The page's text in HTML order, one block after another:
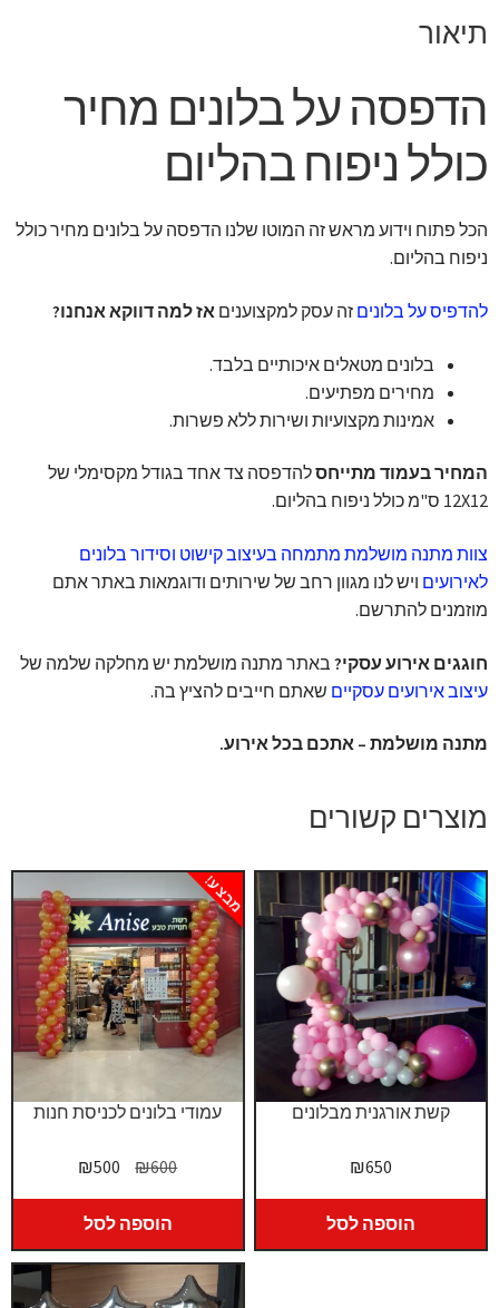
תיאור
הדפסה על בלונים מחיר
כולל ניפוח בהליום
הכל פתוח וידוע מראש זה המוטו שלנו הדפסה על בלונים מחיר כולל
ניפוח בהליום.
להדפיס על בלונים זה עסק למקצוענים אז למה דווקא אנחנו?
בלונים מטאלים איכותיים בלבד.
מחירים מפתיעים.
אמינות מקצועיות ושירות ללא פשרות.
המחיר בעמוד מתייחסלהדפסה צד אחד בגודל מקסימלי של
12X12 ס"מ כולל ניפוח בהליום.
צוות מתנה מושלמת מתמחה בעיצוב קישוט וסידור בלונים
לאירועים ויש לנו מגוון רחב של שירותים ודוגמאות באתר אתם
מוזמנים להתרשם.
חוגגים אירוע עסקי? באתר מתנה מושלמת יש מחלקה שלמה של
עיצוב אירועים עסקיים שאתם חייבים להציץ בה.
מתנה מושלמת – אתכם בכל אירוע.
מוצרים קשורים
עמודי בלונים לכניסת חנות
מבצע!
₪600
המחיר
המקורי
היה:
₪600.
₪500
המחיר
הנוכחי
₪500.
הוספה לסל
קשת אורגנית מבלונים
₪650
הוספה לסל